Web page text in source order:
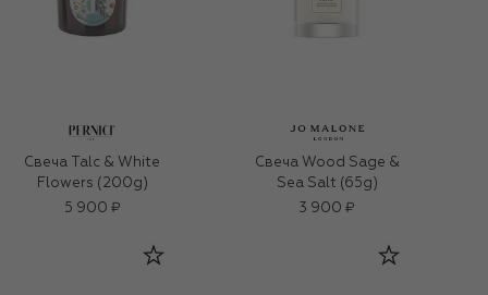
Свеча Talc & White
Flowers (200g)
5 900 ₽
Свеча Wood Sage &
Sea Salt (65g)
3 900 ₽